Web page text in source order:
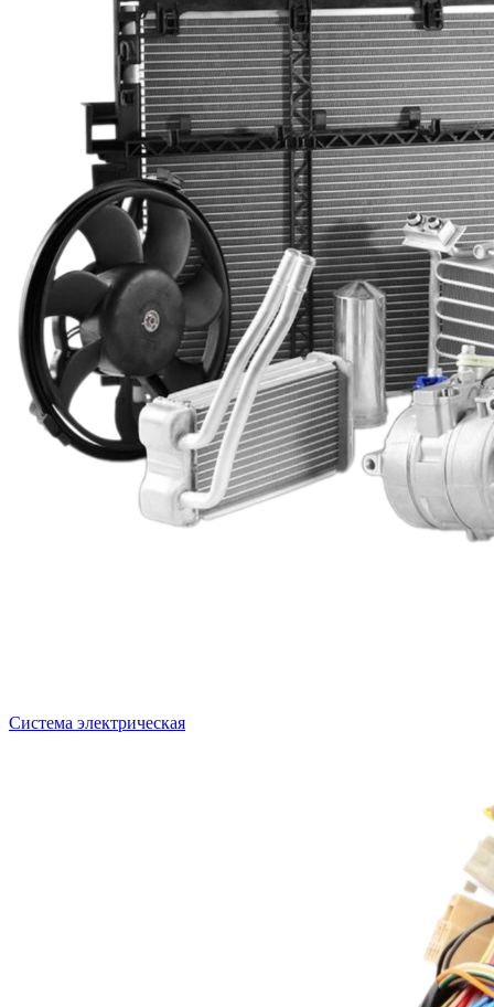
Система электрическая